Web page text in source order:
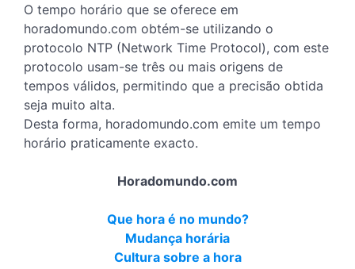
O tempo horário que se oferece em
horadomundo.com obtém-se utilizando o
protocolo NTP (Network Time Protocol), com este
protocolo usam-se três ou mais origens de
tempos válidos, permitindo que a precisão obtida
seja muito alta.
Desta forma, horadomundo.com emite um tempo
horário praticamente exacto.
Horadomundo.com
Que hora é no mundo?
Mudança horária
Cultura sobre a hora